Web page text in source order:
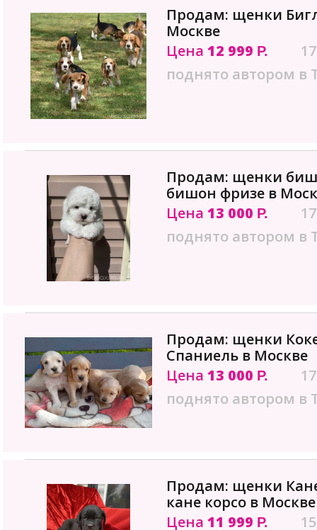
Продам: щенки
Москве
Цена 12 999 Р.
поднято автором в
Продам: щенки
бишон фризе в
Цена 13 000 Р.
поднято автором в
Продам: щенки
Спаниель в Москве
Цена 13 000 Р.
поднято автором в
Продам: щенки
кане корсо в Москве
Цена 11 999 Р.